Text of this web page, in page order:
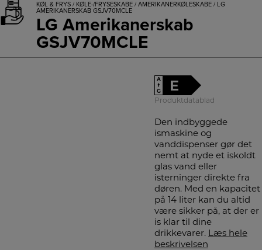
KØL & FRYS / KØLE-/FRYSESKABE / AMERIKANERKØLESKABE / LG
AMERIKANERSKAB GSJV70MCLE
LG Amerikanerskab
GSJV70MCLE
A
↑
G
E
Produktdatablad
Den indbyggede
ismaskine og
vanddispenser gør det
nemt at nyde et iskoldt
glas vand eller
isterninger direkte fra
døren. Med en kapacitet
på 14 liter kan du altid
være sikker på, at der er
is klar til dine
drikkevarer. Læs hele
beskrivelsen